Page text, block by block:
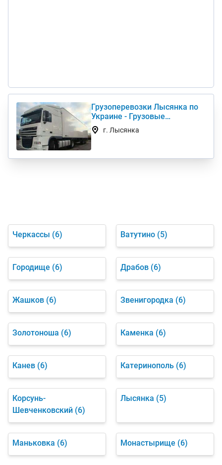
Грузоперевозки Лысянка по
Украине - Грузовые
автоперевозки дешево
г. Лысянка
Черкассы (6) Ватутино (5)
Городище (6) Драбов (6)
Жашков (6) Звенигородка (6)
Золотоноша (6) Каменка (6)
Канев (6) Катеринополь (6)
Корсунь-
Шевченковский (6)
Лысянка (5)
Маньковка (6) Монастырище (6)